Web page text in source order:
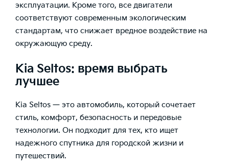
эксплуатации. Кроме того, все двигатели
соответствуют современным экологическим
стандартам, что снижает вредное воздействие на
окружающую среду.
Kia Seltos: время выбрать
лучшее
Kia Seltos — это автомобиль, который сочетает
стиль, комфорт, безопасность и передовые
технологии. Он подходит для тех, кто ищет
надежного спутника для городской жизни и
путешествий.